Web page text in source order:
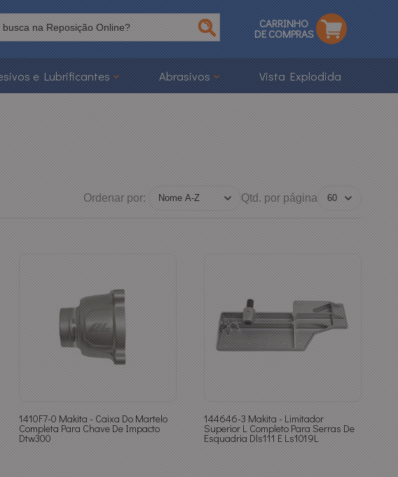
CARRINHO
DE COMPRAS
e Lubrificantes Abrasivos Vista Explodida
Ordenar por: Qtd. por página
1410F7-0 Makita - Caixa Do Martelo
Completa Para Chave De Impacto
Dtw300
144646-3 Makita - Limitador
Superior L Completo Para Serras De
Esquadria Dls111 E Ls1019L